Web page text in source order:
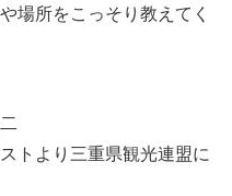
場所をこっそり教えてく
トより三重県観光連盟に